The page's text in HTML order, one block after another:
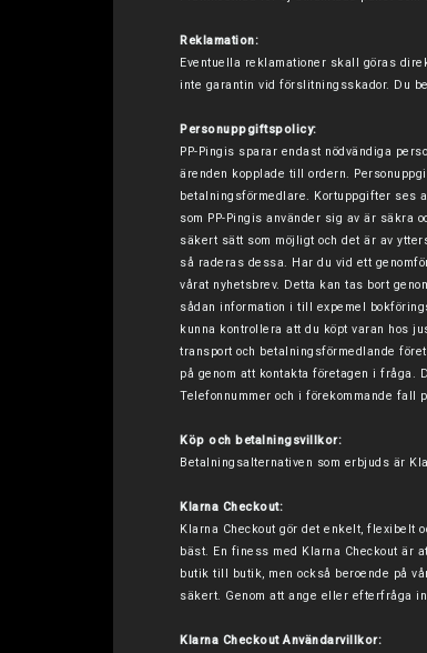
Reklamation:
Eventuella reklamationer skall göras
inte garantin vid förslitningsskador. Du
Personuppgiftspolicy:
PP-Pingis sparar endast nödvändiga
ärenden kopplade till ordern.
betalningsförmedlare. Kortuppgifter ses
som PP-Pingis använder sig av är säkra
säkert sätt som möjligt och det är av
så raderas dessa. Har du vid ett
vårat nyhetsbrev. Detta kan tas bort
sådan information i till expemel
kunna kontrollera att du köpt varan hos
transport och betalningsförmedlande
på genom att kontakta företagen i fråga.
Telefonnummer och i förekommande fall
Köp och betalningsvillkor:
Betalningsalternativen som erbjuds är
Klarna Checkout:
Klarna Checkout gör det enkelt, flexibelt
bäst. En finess med Klarna Checkout är
butik till butik, men också beroende på
säkert. Genom att ange eller efterfråga
Klarna Checkout Användarvillkor: